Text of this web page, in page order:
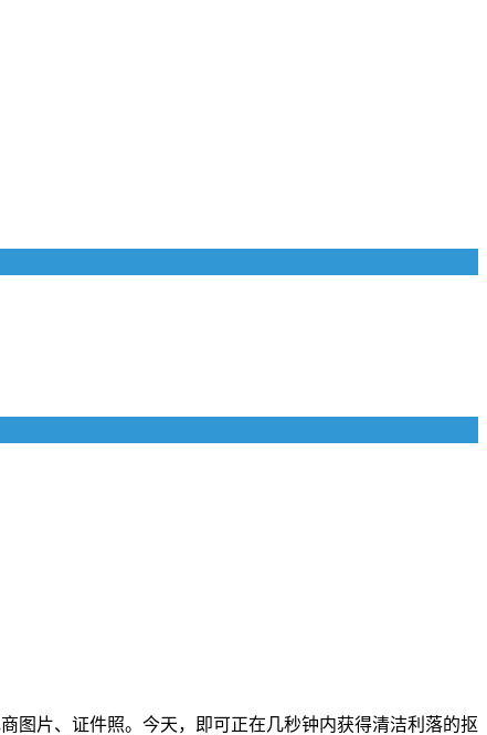
片、证件照。今天，即可正在几秒钟内获得清洁利落的抠